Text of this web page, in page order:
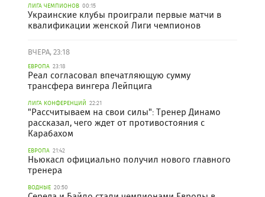
ЛИГА ЧЕМПИОНОВ 00:15
Украинские клубы проиграли первые матчи в
квалификации женской Лиги чемпионов
ВЧЕРА, 23:18
ЕВРОПА 23:18
Реал согласовал впечатляющую сумму
трансфера вингера Лейпцига
ЛИГА КОНФЕРЕНЦИЙ 22:21
"Рассчитываем на свои силы": Тренер Динамо
рассказал, чего ждет от противостояния с
Карабахом
ЕВРОПА 21:42
Ньюкасл официально получил нового главного
тренера
ВОДНЫЕ 20:50